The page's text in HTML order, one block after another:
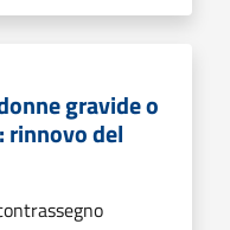
gravide o
rinnovo del